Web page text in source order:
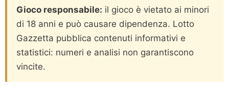
Gioco responsabile: il gioco è vietato ai minori
di 18 anni e può causare dipendenza. Lotto
Gazzetta pubblica contenuti informativi e
statistici: numeri e analisi non garantiscono
vincite.